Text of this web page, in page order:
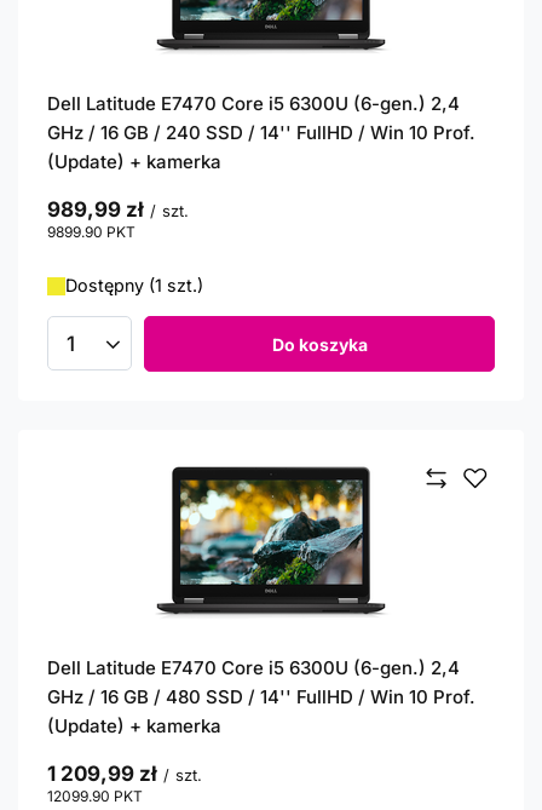
Dell Latitude E7470 Core i5 6300U (6-gen.) 2,4
GHz / 16 GB / 240 SSD / 14'' FullHD / Win 10 Prof.
(Update) + kamerka
989,99 zł / szt.
9899.90 PKT
Dostępny (1 szt.)
Ilość produktów Do koszyka
Dell Latitude E7470 Core i5 6300U (6-gen.) 2,4
GHz / 16 GB / 480 SSD / 14'' FullHD / Win 10 Prof.
(Update) + kamerka
1 209,99 zł / szt.
12099.90 PKT